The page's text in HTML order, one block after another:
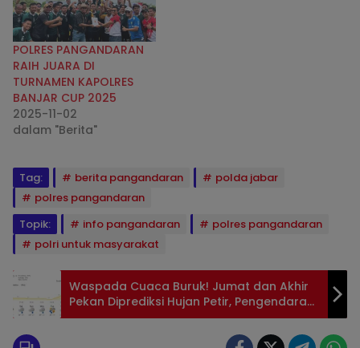
POLRES PANGANDARAN
RAIH JUARA DI
TURNAMEN KAPOLRES
BANJAR CUP 2025
2025-11-02
dalam "Berita"
Tag: berita pangandaran
polda jabar
polres pangandaran
Topik:
info pangandaran
polres pangandaran
polri untuk masyarakat
Waspada Cuaca Buruk! Jumat dan Akhir
Pekan Diprediksi Hujan Petir, Pengendara
Diimbau Hati-Hati